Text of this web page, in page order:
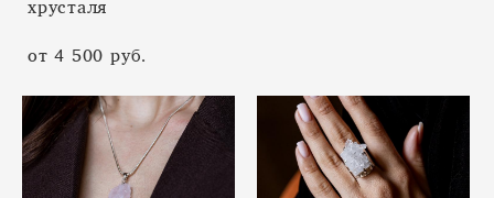
от 4 500 pуб.